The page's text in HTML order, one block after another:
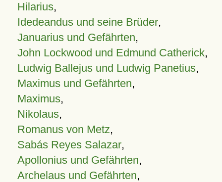
Hilarius,
Idedeandus und seine Brüder,
Januarius und Gefährten,
John Lockwood und Edmund Catherick,
Ludwig Ballejus und Ludwig Panetius,
Maximus und Gefährten,
Maximus,
Nikolaus,
Romanus von Metz,
Sabás Reyes Salazar,
Apollonius und Gefährten,
Archelaus und Gefährten,